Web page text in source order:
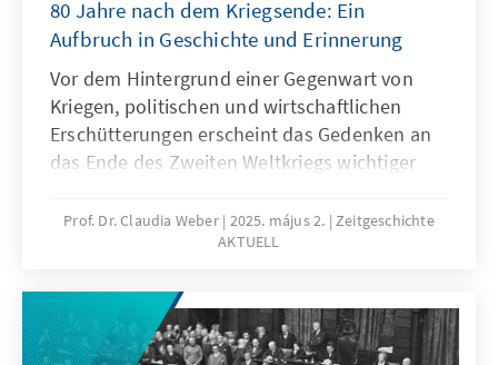
80 Jahre nach dem Kriegsende: Ein
Aufbruch in Geschichte und Erinnerung
Vor dem Hintergrund einer Gegenwart von
Kriegen, politischen und wirtschaftlichen
Erschütterungen erscheint das Gedenken an
das Ende des Zweiten Weltkriegs wichtiger
die Schrecken dieser Zeit Europa nicht vor
einem neuen Krieg bewahren. In der 19.
Claudia Weber mit der Frage, wie sich
Erinnerung verändert und vor welchen
Herausforderungen das Gedenken an den
Prof. Dr. Claudia Weber 2025. május 2. Zeitgeschichte
AKTUELL